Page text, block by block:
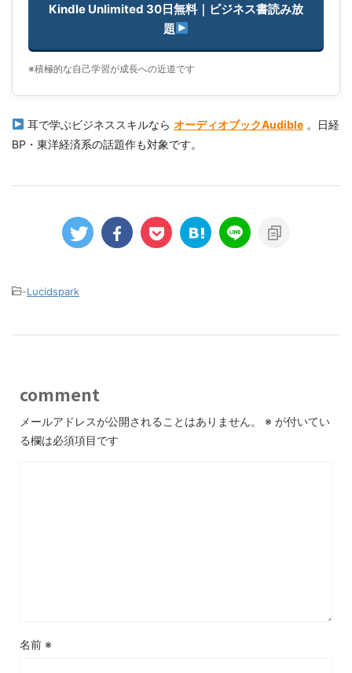
Kindle Unlimited 30日無料｜ビジネス書読み放
題
※積極的な自己学習が成長への近道です
耳で学ぶビジネススキルなら オーディオブックAudible。日経
BP・東洋経済系の話題作も対象です。
-Lucidspark
comment
メールアドレスが公開されることはありません。 ※ が付いてい
る欄は必須項目です
名前 ※